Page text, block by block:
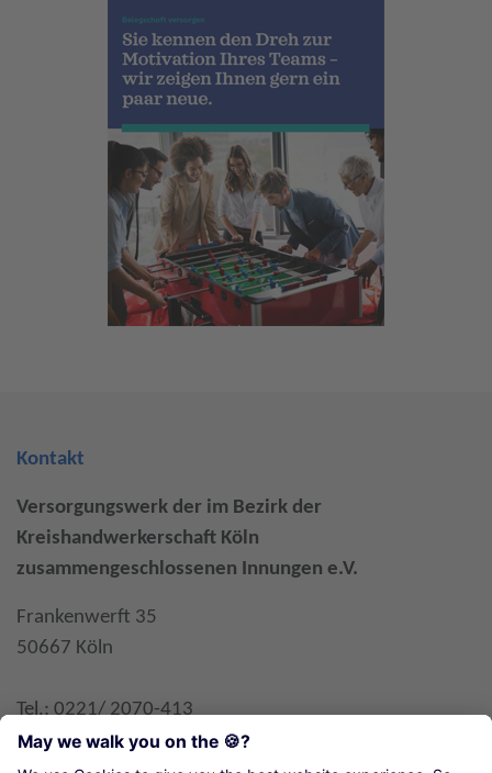
Kontakt
Versorgungswerk der im Bezirk der
Kreishandwerkerschaft Köln
zusammengeschlossenen Innungen e.V.
Frankenwerft 35
50667 Köln
Tel.: 0221/ 2070-413
Fax: 0221/ 2070-442